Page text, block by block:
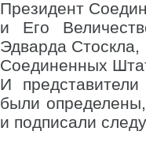
Президент
и Его
Эдварда Стоскла,
Соединенных
И
были
и подписали